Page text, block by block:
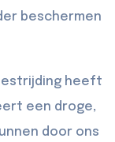
beschermen
heeft
een droge,
door ons